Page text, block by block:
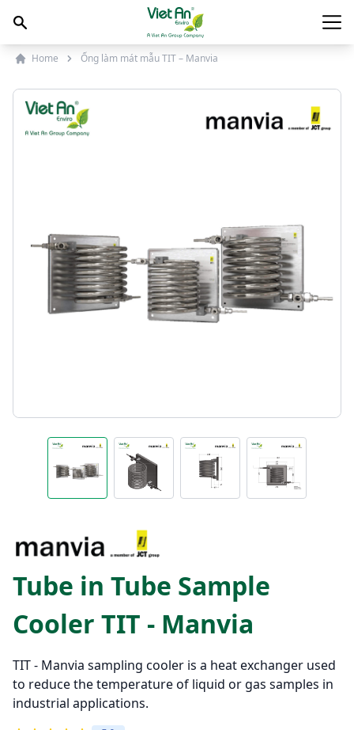
Main
Home Ống làm mát mẫu TIT – Manvia
Tube in Tube Sample
Cooler TIT - Manvia
TIT - Manvia sampling cooler is a heat exchanger used
to reduce the temperature of liquid or gas samples in
industrial applications.